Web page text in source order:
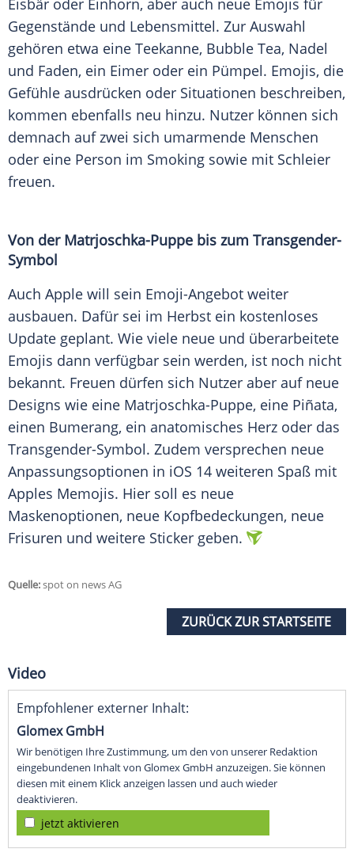
Eisbär oder Einhorn, aber auch neue Emojis für
Gegenstände und Lebensmittel. Zur Auswahl
gehören etwa eine Teekanne, Bubble Tea, Nadel
und Faden, ein Eimer oder ein Pümpel. Emojis, die
Gefühle ausdrücken oder Situationen beschreiben,
kommen ebenfalls neu hinzu. Nutzer können sich
demnach auf zwei sich umarmende Menschen
oder eine Person im Smoking sowie mit Schleier
freuen.
Von der Matrjoschka-Puppe bis zum Transgender-
Symbol
Auch Apple will sein Emoji-Angebot weiter
ausbauen. Dafür sei im Herbst ein kostenloses
Update geplant. Wie viele neue und überarbeitete
Emojis dann verfügbar sein werden, ist noch nicht
bekannt. Freuen dürfen sich Nutzer aber auf neue
Designs wie eine Matrjoschka-Puppe, eine Piñata,
einen Bumerang, ein anatomisches Herz oder das
Transgender-Symbol. Zudem versprechen neue
Anpassungsoptionen in iOS 14 weiteren Spaß mit
Apples Memojis. Hier soll es neue
Maskenoptionen, neue Kopfbedeckungen, neue
Frisuren und weitere Sticker geben.
Quelle:spot on news AG
ZURÜCK ZUR STARTSEITE
Video
Empfohlener externer Inhalt:
Glomex GmbH
Wir benötigen Ihre Zustimmung, um den von unserer Redaktion
eingebundenen Inhalt von Glomex GmbH anzuzeigen. Sie können
diesen mit einem Klick anzeigen lassen und auch wieder
deaktivieren.
jetzt aktivieren